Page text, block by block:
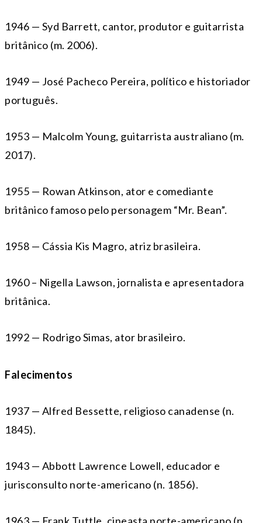
1946 — Syd Barrett, cantor, produtor e guitarrista
britânico (m. 2006).
1949 — José Pacheco Pereira, político e historiador
português.
1953 — Malcolm Young, guitarrista australiano (m.
2017).
1955 — Rowan Atkinson, ator e comediante
britânico famoso pelo personagem “Mr. Bean”.
1958 — Cássia Kis Magro, atriz brasileira.
1960 – Nigella Lawson, jornalista e apresentadora
britânica.
1992 — Rodrigo Simas, ator brasileiro.
Falecimentos
1937 — Alfred Bessette, religioso canadense (n.
1845).
1943 — Abbott Lawrence Lowell, educador e
jurisconsulto norte-americano (n. 1856).